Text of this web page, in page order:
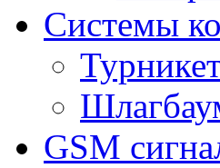
Системы
GSM